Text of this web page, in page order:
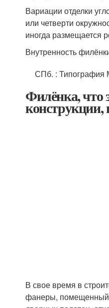
Вариации отделки
или четверти
иногда размещается
Внутренность
СПб. :
Филёнка, что
конструкции,
В свое время в
фанеры, помещенный